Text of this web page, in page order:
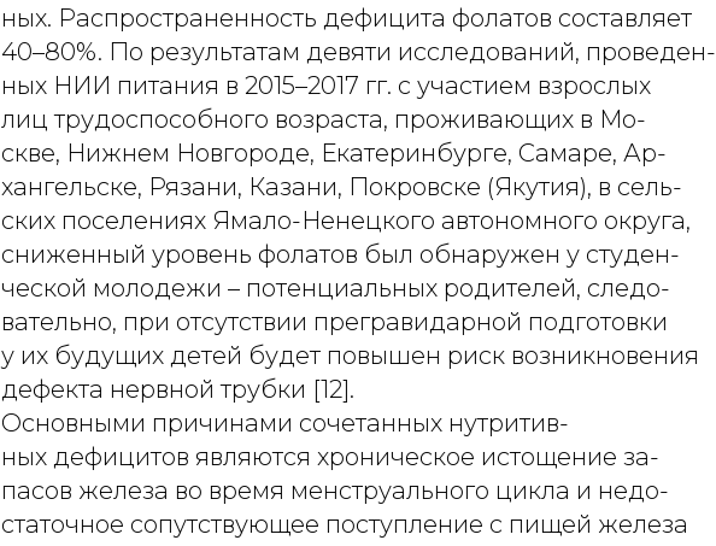
ных. Распространенность дефицита фолатов составляет
40–80%. По результатам девяти исследований, проведен-
ных НИИ питания в 2015–2017 гг. с участием взрослых
лиц трудоспособного возраста, проживающих в Мо-
скве, Нижнем Новгороде, Екатеринбурге, Самаре, Ар-
хангельске, Рязани, Казани, Покровске (Якутия), в сель-
ских поселениях Ямало-Ненецкого автономного округа,
сниженный уровень фолатов был обнаружен у студен-
ческой молодежи – потенциальных родителей, следо-
вательно, при отсутствии прегравидарной подготовки
у их будущих детей будет повышен риск возникновения
дефекта нервной трубки [12].
Основными причинами сочетанных нутритив-
ных дефицитов являются хроническое истощение за-
пасов железа во время менструального цикла и недо-
статочное сопутствующее поступление с пищей железа